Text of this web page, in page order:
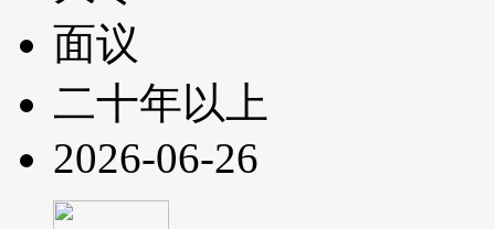
面议
二十年以上
2026-06-26